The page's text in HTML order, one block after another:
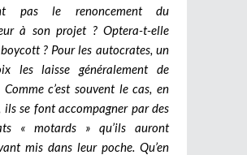
pas le renoncement du
à son projet ? Optera-t-elle
? Pour les autocrates, un
les laisse généralement de
Comme c’est souvent le cas, en
ils se font accompagner par des
« motards » qu’ils auront
mis dans leur poche. Qu’en